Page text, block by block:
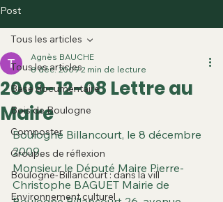
Post
Tous les articles
Base documentaire
Bois de Boulogne
Composter
Groupes de réflexion
Boulogne-Billancourt : dans la vill
Environnement culturel
Tous les articles
2009-12-08 Lettre au
Maire
Agnès BAUCHE
8 déc. 20092 min de lecture
Boulogne Billancourt, le 8 décembre
2009,
Monsieur le Député Maire Pierre-
Christophe BAGUET Mairie de